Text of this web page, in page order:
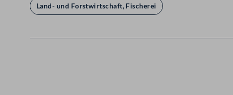
Land- und Forstwirtschaft, Fischerei